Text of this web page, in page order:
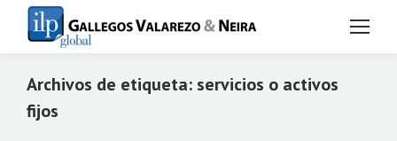
Archivos de etiqueta: servicios o activos
fijos